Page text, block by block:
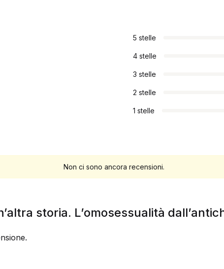
5 stelle
4 stelle
3 stelle
2 stelle
1 stelle
Non ci sono ancora recensioni.
storia. L’omosessualità